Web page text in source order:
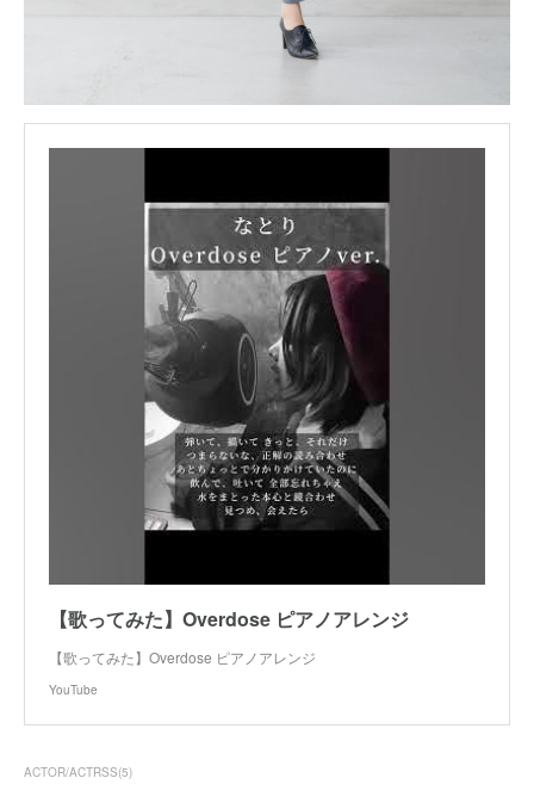
【歌ってみた】Overdose ピアノアレンジ
【歌ってみた】Overdose ピアノアレンジ
YouTube
ACTOR/ACTRSS(5)